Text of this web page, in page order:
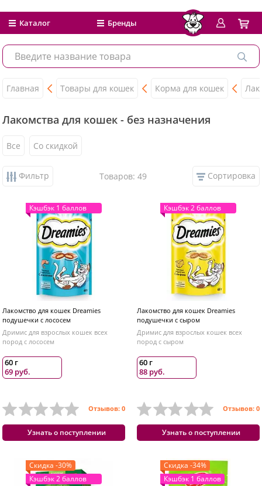
Каталог Бренды
Главная Товары для кошек Корма для кошек
Лакомства для кошек - без назначения
Все Со скидкой
Фильтр Товаров: 49 Сортировка
Кэшбэк 1 баллов
Лакомство для кошек Dreamies
подушечки с лососем
Дримис для взрослых кошек всех
пород с лососем
60 г
69 руб.
Отзывов: 0
Узнать о поступлении
Кэшбэк 2 баллов
Лакомство для кошек Dreamies
подушечки с сыром
Дримис для взрослых кошек всех
пород с сыром
60 г
88 руб.
Отзывов: 0
Узнать о поступлении
Скидка -30%
Кэшбэк 2 баллов
Скидка -34%
Кэшбэк 1 баллов